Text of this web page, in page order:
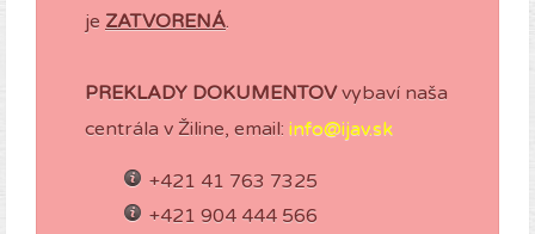
je ZATVORENÁ.
PREKLADY DOKUMENTOVvybaví naša
centrála v Žiline, email: info@ijav.sk
+421 41 763 7325
+421 904 444 566